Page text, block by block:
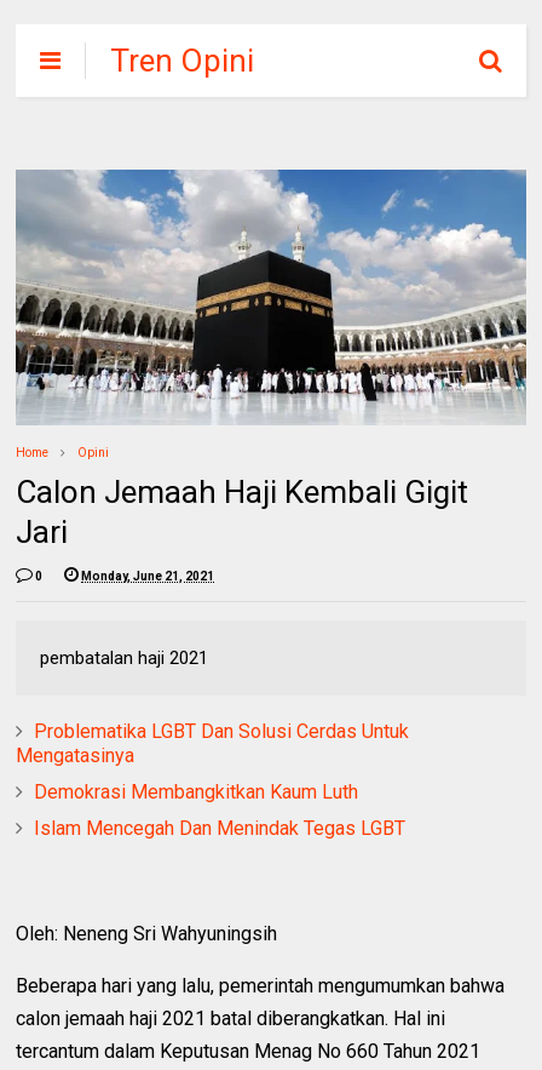
Tren Opini
Home Opini
Calon Jemaah Haji Kembali Gigit
Jari
0 Monday, June 21, 2021
pembatalan haji 2021
Problematika LGBT Dan Solusi Cerdas Untuk
Mengatasinya
Demokrasi Membangkitkan Kaum Luth
Islam Mencegah Dan Menindak Tegas LGBT
Oleh: Neneng Sri Wahyuningsih
Beberapa hari yang lalu, pemerintah mengumumkan bahwa
calon jemaah haji 2021 batal diberangkatkan. Hal ini
tercantum dalam Keputusan Menag No 660 Tahun 2021